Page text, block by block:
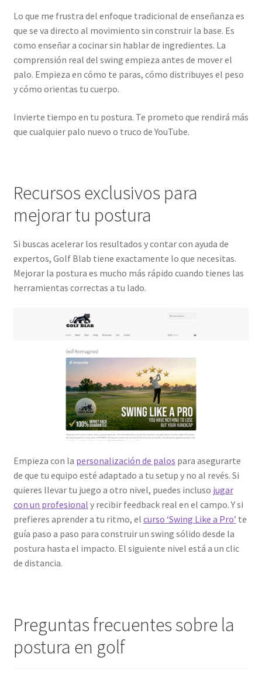
Lo que me frustra del enfoque tradicional de enseñanza es
que se va directo al movimiento sin construir la base. Es
como enseñar a cocinar sin hablar de ingredientes. La
comprensión real del swing empieza antes de mover el
palo. Empieza en cómo te paras, cómo distribuyes el peso
y cómo orientas tu cuerpo.
Invierte tiempo en tu postura. Te prometo que rendirá más
que cualquier palo nuevo o truco de YouTube.
Recursos exclusivos para
mejorar tu postura
Si buscas acelerar los resultados y contar con ayuda de
expertos, Golf Blab tiene exactamente lo que necesitas.
Mejorar la postura es mucho más rápido cuando tienes las
herramientas correctas a tu lado.
Empieza con la personalización de palos para asegurarte
de que tu equipo esté adaptado a tu setup y no al revés. Si
quieres llevar tu juego a otro nivel, puedes incluso jugar
con un profesional y recibir feedback real en el campo. Y si
prefieres aprender a tu ritmo, el curso ‘Swing Like a Pro’ te
guía paso a paso para construir un swing sólido desde la
postura hasta el impacto. El siguiente nivel está a un clic
de distancia.
Preguntas frecuentes sobre la
postura en golf